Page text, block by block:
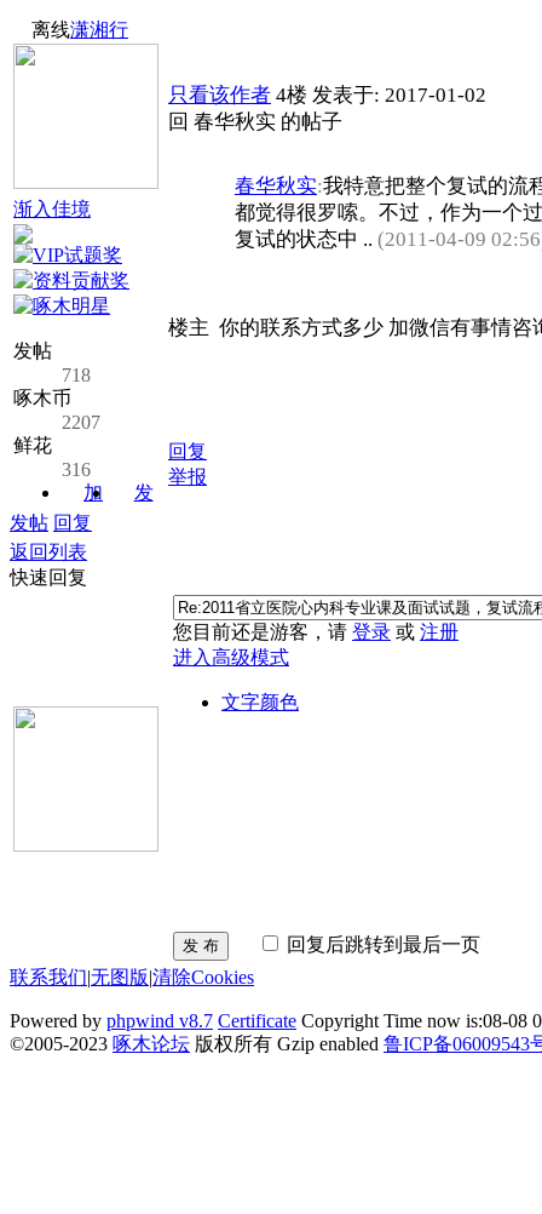
离线潇湘行
渐入佳境
发帖
718
啄木币
2207
鲜花
316
加
关注
发
只看该作者 4楼 发表于: 2017-01-02
回 春华秋实 的帖子
春华秋实:我特意把整个复试的流
都觉得很罗嗦。不过，作为一个
复试的状态中 .. (2011-04-09
楼主 你的联系方式多少 加微信有事情咨
回复
举报
发帖 回复
返回列表
快速回复
您目前还是游客，请 登录 或 注册
进入高级模式
文字颜色
发 布
回复后跳转到最后一页
联系我们|无图版|清除Cookies
Powered by phpwind v8.7 Certificate Copyright Time now is:08-08
©2005-2023 啄木论坛 版权所有 Gzip enabled 鲁ICP备06009543